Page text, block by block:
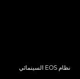
نظام EOS السينمائي